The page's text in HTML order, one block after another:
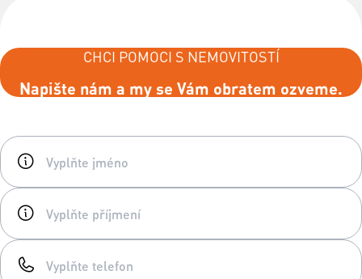
CHCI POMOCI S NEMOVITOSTÍ
Napište nám a my se Vám obratem ozveme.